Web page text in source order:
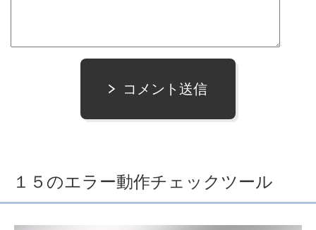
コメント送信
１５のエラー動作チェックツール